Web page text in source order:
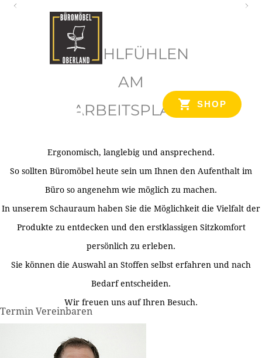
SHOP
WOHLFÜHLEN
AM
ARBEITSPLATZ
Ergonomisch, langlebig und ansprechend.
So sollten Büromöbel heute sein um Ihnen den Aufenthalt im
Büro so angenehm wie möglich zu machen.
In unserem Schauraum haben Sie die Möglichkeit die Vielfalt der
Produkte zu entdecken und den erstklassigen Sitzkomfort
persönlich zu erleben.
Sie können die Auswahl an Stoffen selbst erfahren und nach
Bedarf entscheiden.
Wir freuen uns auf Ihren Besuch.
Termin Vereinbaren